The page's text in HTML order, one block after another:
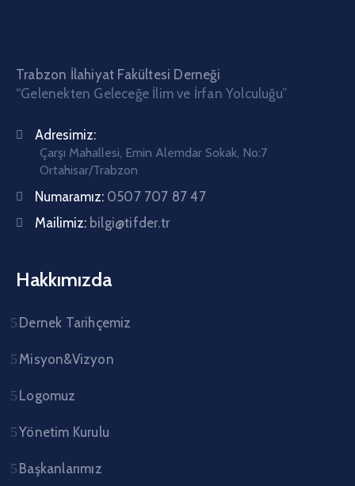
Trabzon İlahiyat Fakültesi Derneği
“Gelenekten Geleceğe İlim ve İrfan Yolculuğu”
Adresimiz:
Çarşı Mahallesi, Emin Alemdar Sokak, No:7
Ortahisar/Trabzon
Numaramız: 0507 707 87 47
Mailimiz: bilgi@tifder.tr
Hakkımızda
Dernek Tarihçemiz
Misyon&Vizyon
Logomuz
Yönetim Kurulu
Başkanlarımız